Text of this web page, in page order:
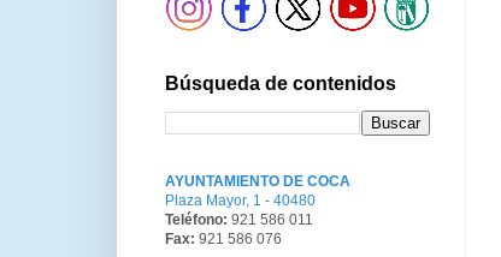
Búsqueda de contenidos
AYUNTAMIENTO DE COCA
Plaza Mayor, 1 - 40480
Teléfono: 921 586 011
Fax: 921 586 076